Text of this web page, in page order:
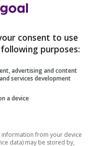
consent to use
purposes:
advertising and content
services development
a device
from your device
data) may be stored by,